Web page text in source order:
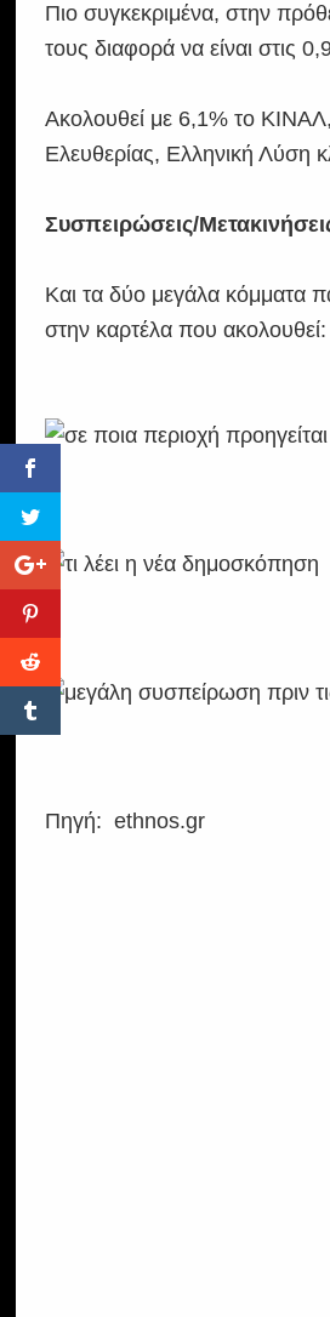
Πιο συγκεκριμένα, στην
τους διαφορά να είναι στις
Ακολουθεί με 6,1% το
Ελευθερίας, Ελληνική Λύση
Συσπειρώσεις/
Και τα δύο μεγάλα κόμματα
στην καρτέλα που ακολουθεί:
Πηγή: ethnos.gr